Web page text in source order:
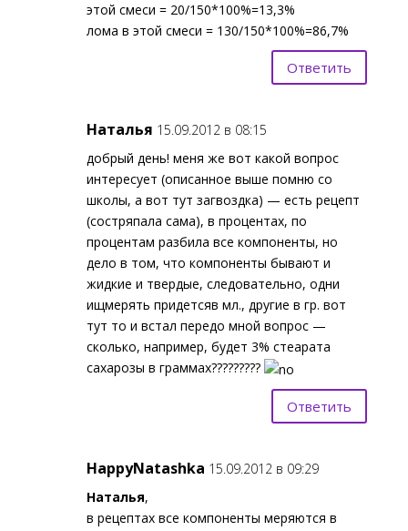
этой смеси = 20/150*100%=13,3%
лома в этой смеси = 130/150*100%=86,7%
Ответить
Наталья 15.09.2012 в 08:15
добрый день! меня же вот какой вопрос
интересует (описанное выше помню со
школы, а вот тут загвоздка) — есть рецепт
(состряпала сама), в процентах, по
процентам разбила все компоненты, но
дело в том, что компоненты бывают и
жидкие и твердые, следовательно, одни
ищмерять придетсяв мл., другие в гр. вот
тут то и встал передо мной вопрос —
сколько, например, будет 3% стеарата
сахарозы в граммах?????????
Ответить
HappyNatashka 15.09.2012 в 09:29
Наталья,
в рецептах все компоненты меряются в